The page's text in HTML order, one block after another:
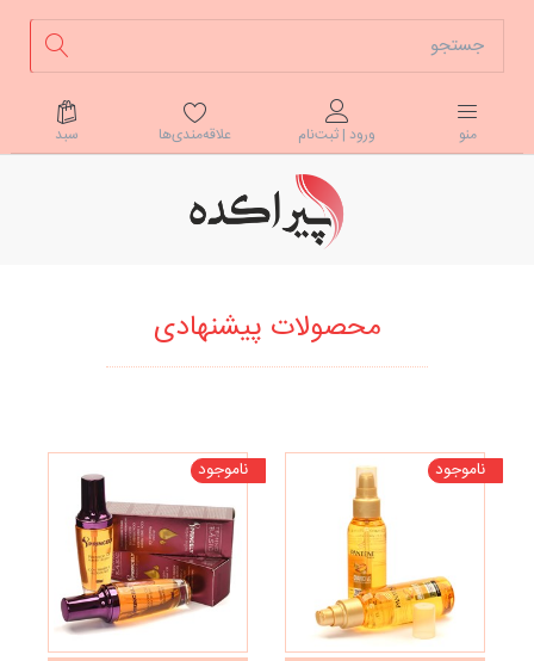
منو ورود | ثبت‌نام علاقه‌مندی‌ها سبد
محصولات پیشنهادی
ناموجود ناموجود